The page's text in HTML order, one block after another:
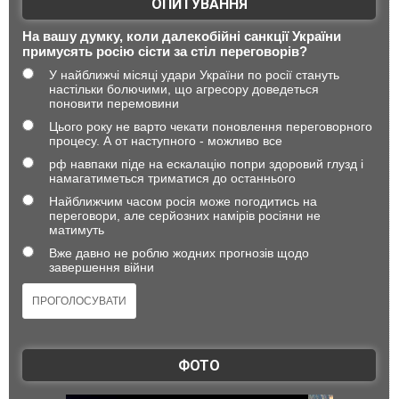
ОПИТУВАННЯ
На вашу думку, коли далекобійні санкції України
примусять росію сісти за стіл переговорів?
У найближчі місяці удари України по росії стануть
настільки болючими, що агресору доведеться
поновити перемовини
Цього року не варто чекати поновлення переговорного
процесу. А от наступного - можливо все
рф навпаки піде на ескалацію попри здоровий глузд і
намагатиметься триматися до останнього
Найближчим часом росія може погодитись на
переговори, але серйозних намірів росіяни не
матимуть
Вже давно не роблю жодних прогнозів щодо
завершення війни
ФОТО